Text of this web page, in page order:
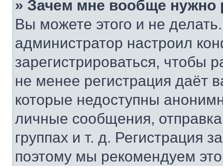
» Зачем мне вообще нужно
Вы можете этого и не
администратор настроил
зарегистрироваться, чтобы
не менее регистрация даёт
которые недоступны
личные сообщения,
группах и т. д. Регистрация
поэтому мы рекомендуем